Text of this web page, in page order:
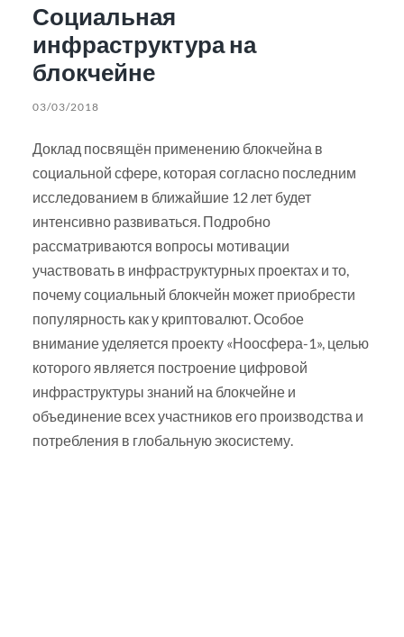
Социальная
инфраструктура на
блокчейне
03/03/2018
Доклад посвящён применению блокчейна в
социальной сфере, которая согласно последним
исследованием в ближайшие 12 лет будет
интенсивно развиваться. Подробно
рассматриваются вопросы мотивации
участвовать в инфраструктурных проектах и то,
почему социальный блокчейн может приобрести
популярность как у криптовалют. Особое
внимание уделяется проекту «Ноосфера-1», целью
которого является построение цифровой
инфраструктуры знаний на блокчейне и
объединение всех участников его производства и
потребления в глобальную экосистему.